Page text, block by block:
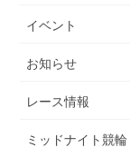
イベント
お知らせ
レース情報
ミッドナイト競輪